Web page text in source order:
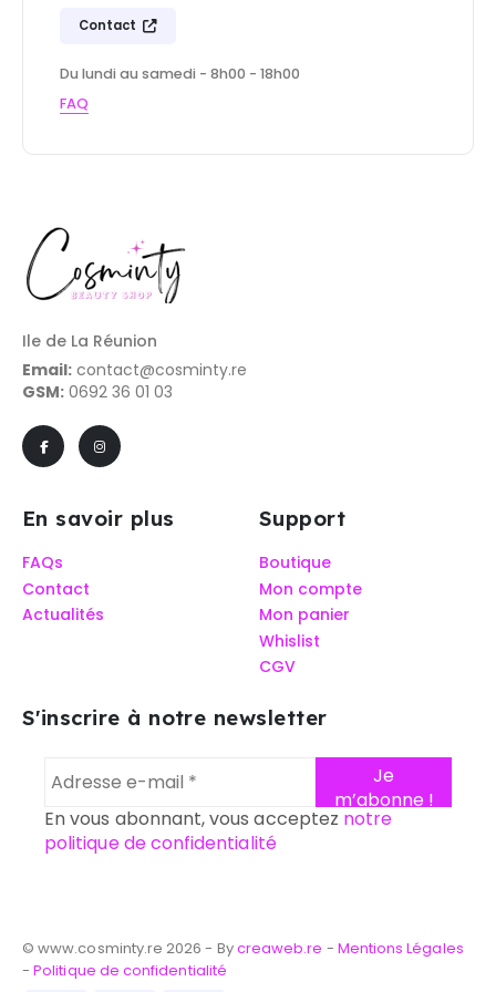
Contact
Du lundi au samedi - 8h00 - 18h00
FAQ
Ile de La Réunion
Email: contact@cosminty.re
GSM: 0692 36 01 03
En savoir plus
FAQs
Contact
Actualités
Support
Boutique
Mon compte
Mon panier
Whislist
CGV
S'inscrire à notre newsletter
En vous abonnant, vous acceptez notre
politique de confidentialité
© www.cosminty.re 2026 - Bycreaweb.re - Mentions Légales
-Politique de confidentialité